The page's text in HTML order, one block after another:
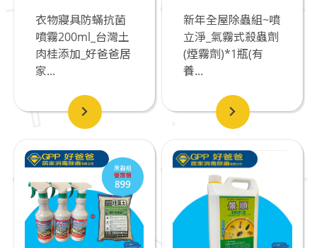
衣物寢具防蟎抗菌
噴霧200ml_台灣土
肉桂添加_好爸爸居
家...
新年全屋除蟲組~噴
立淨_氣霧式殺蟲劑
(煙霧劑)*1瓶(有
養...